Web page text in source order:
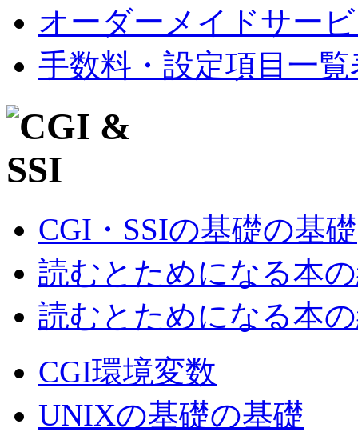
オーダーメイドサー
手数料・設定項目一覧
CGI・SSIの基礎の基礎
読むとためになる本
読むとためになる本
CGI環境変数
UNIXの基礎の基礎